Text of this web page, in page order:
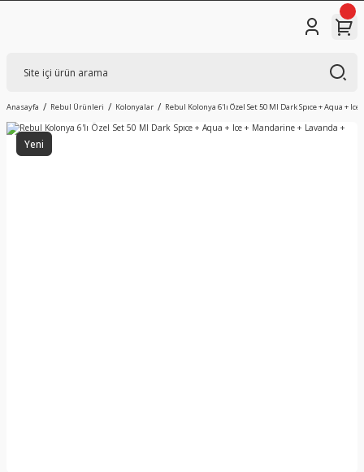
Anasayfa Rebul Ürünleri Kolonyalar Rebul Kolonya 6'lı Özel Set 50 Ml Dark Spıce + Aqua +
Yeni